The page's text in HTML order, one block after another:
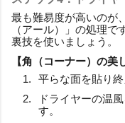
最も難易度が高いのが
（アール）」の処理
裏技を使いましょう。
【角（コーナー）の美
平らな面を貼り
ドライヤーの温
す。